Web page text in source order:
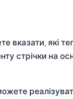
вказати, які
стрічки на